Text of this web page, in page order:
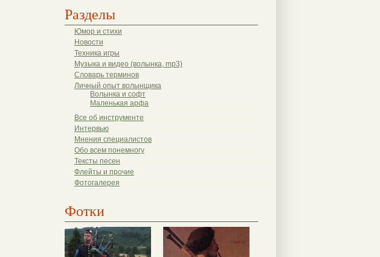
Разделы
Юмор и стихи
Новости
Техника игры
Музыка и видео (волынка, mp3)
Словарь терминов
Личный опыт волынщика
Волынка и софт
Маленькая арфа
Все об инструменте
Интервью
Мнения специалистов
Обо всем понемногу
Тексты песен
Флейты и прочие
Фотогалерея
Фотки